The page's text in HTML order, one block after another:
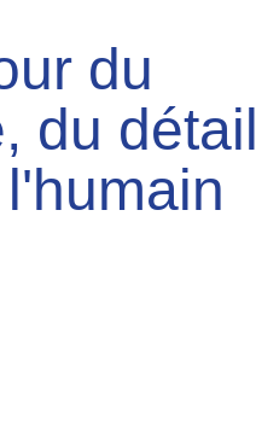
du
du détail